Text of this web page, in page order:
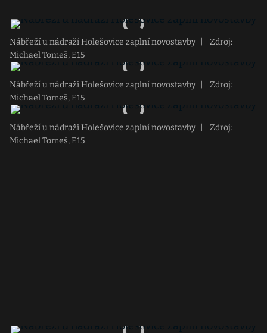
Nábřeží u nádraží Holešovice zaplní novostavby
Zdroj:
Michael Tomeš, E15
Nábřeží u nádraží Holešovice zaplní novostavby
Zdroj:
Michael Tomeš, E15
Nábřeží u nádraží Holešovice zaplní novostavby
Zdroj:
Michael Tomeš, E15